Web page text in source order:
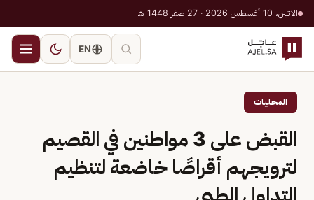
الاثنين، 10 أغسطس 2026 · 27 صفر 1448 هـ
EN
المحليات
القبض على 3 مواطنين في القصيم
لترويجهم أقراصًا خاضعة لتنظيم
التداول الطبي